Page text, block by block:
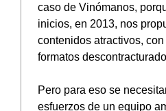
caso de Vinómanos,
inicios, en 2013, nos
contenidos atractivos,
formatos
Pero para eso se
esfuerzos de un equipo